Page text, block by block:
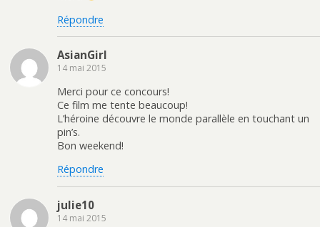
Répondre
AsianGirl
14 mai 2015
Merci pour ce concours!
Ce film me tente beaucoup!
L’héroine découvre le monde parallèle en touchant un
pin’s.
Bon weekend!
Répondre
julie10
14 mai 2015